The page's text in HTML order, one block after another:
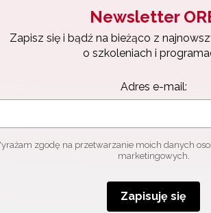
Newsletter
Zapisz się i bądź na bieżąco z
o szkoleniach i
Adres e-mail:
zgodę na przetwarzanie moich danych
marketingowych.
Zapisuję się